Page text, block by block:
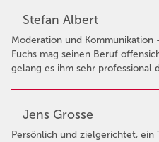
Stefan Albert
Moderation und Kommunikation
Fuchs mag seinen Beruf
gelang es ihm sehr professional
Jens Grosse
Persönlich und zielgerichtet,